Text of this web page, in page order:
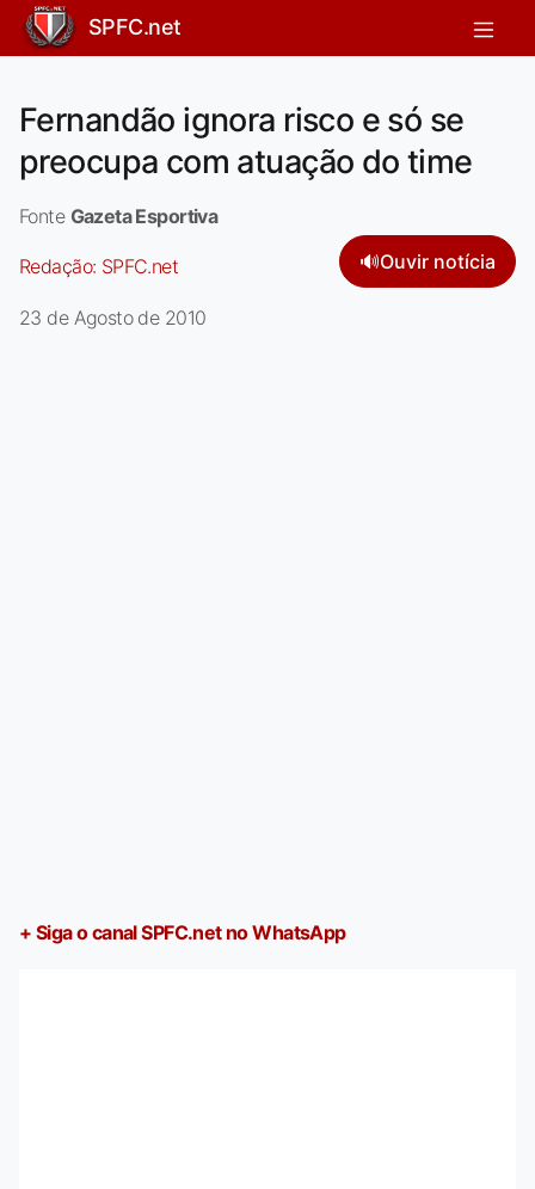
SPFC.net
Fernandão ignora risco e só se
preocupa com atuação do time
Fonte Gazeta Esportiva
Redação: SPFC.net 🔊Ouvir notícia
23 de Agosto de 2010
+ Siga o canal SPFC.net no WhatsApp